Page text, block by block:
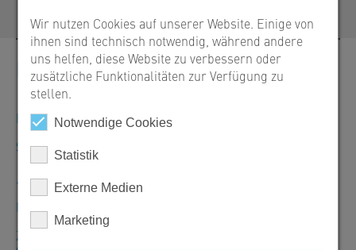
Kontakt
Bestellungen, Angebote und Produktinformationen
SW Umwelttechnik Österreich GmbH
+43 463 32109-100
Mo–Do: 7:30–16:30 Uhr/Fr: 7:30–12:00 Uhr
Zentrale Klagenfurt
Wir nutzen Cookies auf unserer Website. Einige von
ihnen sind technisch notwendig, während andere
uns helfen, diese Website zu verbessern oder
zusätzliche Funktionalitäten zur Verfügung zu
stellen.
Notwendige Cookies
Statistik
Externe Medien
Marketing